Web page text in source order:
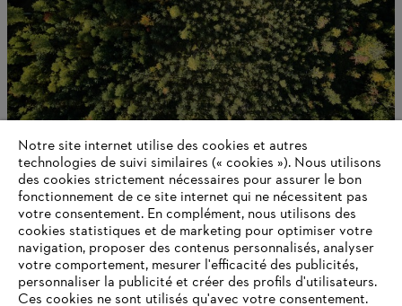
Historique de STIHL
Informations pour les fournisseurs
Produits
Contact
Carrière
Notre site internet utilise des cookies et autres
technologies de suivi similaires (« cookies »). Nous utilisons
des cookies strictement nécessaires pour assurer le bon
fonctionnement de ce site internet qui ne nécessitent pas
votre consentement. En complément, nous utilisons des
cookies statistiques et de marketing pour optimiser votre
navigation, proposer des contenus personnalisés, analyser
votre comportement, mesurer l'efficacité des publicités,
personnaliser la publicité et créer des profils d'utilisateurs.
Ces cookies ne sont utilisés qu'avec votre consentement.